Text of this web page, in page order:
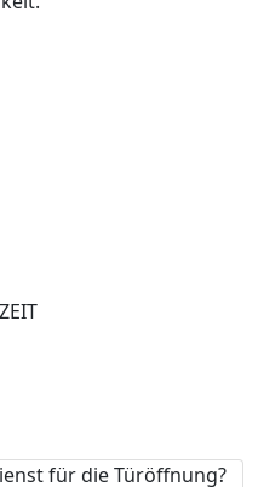
für die Türöffnung?